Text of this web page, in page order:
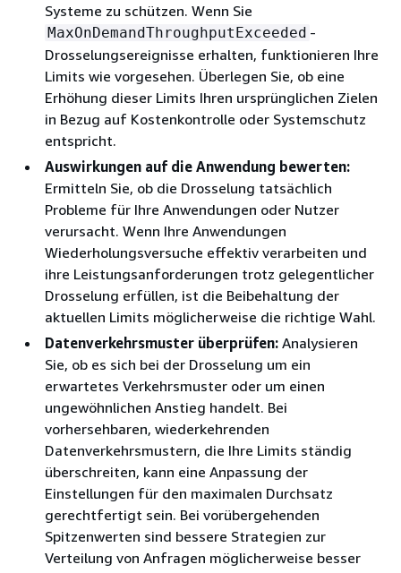
Systeme zu schützen. Wenn Sie
MaxOnDemandThroughputExceeded -
Drosselungsereignisse erhalten, funktionieren Ihre
Limits wie vorgesehen. Überlegen Sie, ob eine
Erhöhung dieser Limits Ihren ursprünglichen Zielen
in Bezug auf Kostenkontrolle oder Systemschutz
entspricht.
Auswirkungen auf die Anwendung bewerten:
Ermitteln Sie, ob die Drosselung tatsächlich
Probleme für Ihre Anwendungen oder Nutzer
verursacht. Wenn Ihre Anwendungen
Wiederholungsversuche effektiv verarbeiten und
ihre Leistungsanforderungen trotz gelegentlicher
Drosselung erfüllen, ist die Beibehaltung der
aktuellen Limits möglicherweise die richtige Wahl.
Datenverkehrsmuster überprüfen: Analysieren
Sie, ob es sich bei der Drosselung um ein
erwartetes Verkehrsmuster oder um einen
ungewöhnlichen Anstieg handelt. Bei
vorhersehbaren, wiederkehrenden
Datenverkehrsmustern, die Ihre Limits ständig
überschreiten, kann eine Anpassung der
Einstellungen für den maximalen Durchsatz
gerechtfertigt sein. Bei vorübergehenden
Spitzenwerten sind bessere Strategien zur
Verteilung von Anfragen möglicherweise besser